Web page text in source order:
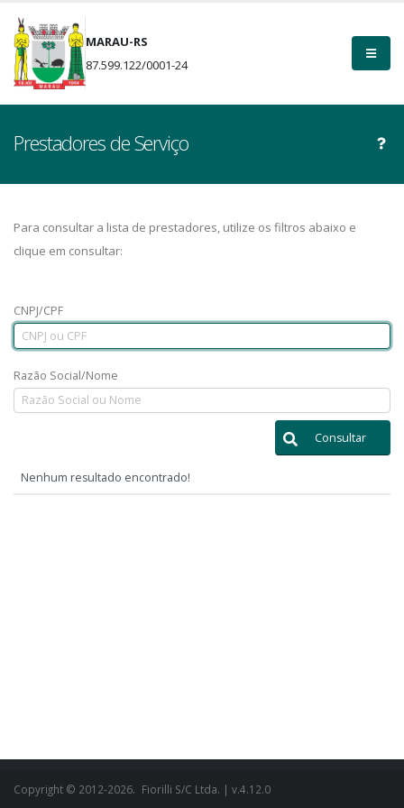
MARAU-RS
87.599.122/0001-24
Prestadores de Serviço
Para consultar a lista de prestadores, utilize os filtros abaixo e
clique em consultar:
CNPJ/CPF
Razão Social/Nome
Consultar
Nenhum resultado encontrado!
Copyright © 2012-2026. Fiorilli S/C Ltda. | v.4.12.0